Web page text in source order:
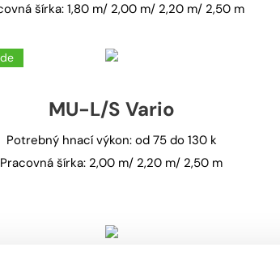
šírka: 1,80 m/ 2,00 m/ 2,20 m/ 2,50 m
MU-L/S Vario
Potrebný hnací výkon: od 75 do 130 k
Pracovná šírka: 2,00 m/ 2,20 m/ 2,50 m